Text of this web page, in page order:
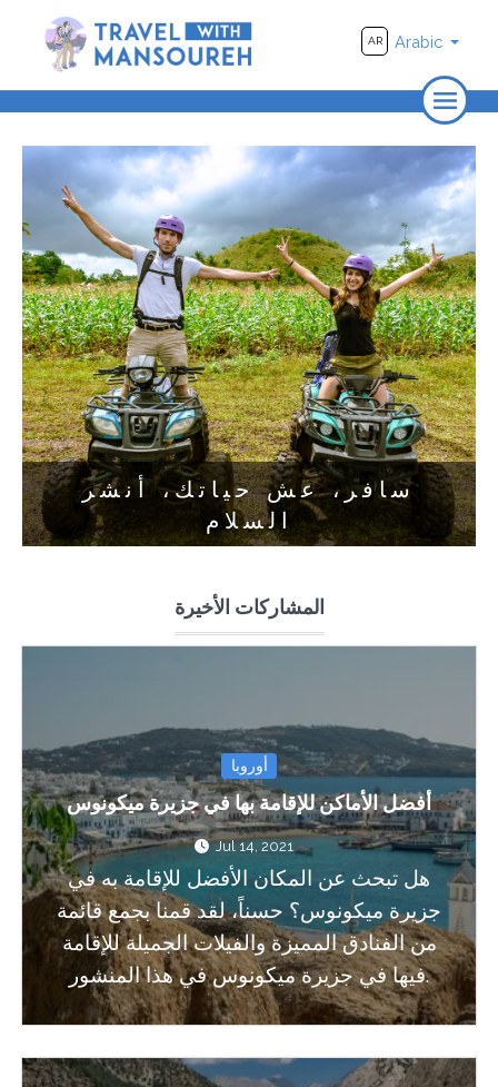
AR Arabic
من نحن
يسافر
الأماكن
فيديو
سافر، عش حياتك، أنشر
السلام
المشاركات الأخيرة
أوروبا
أفضل الأماكن للإقامة بها في جزيرة ميكونوس
Jul 14, 2021
هل تبحث عن المكان الأفضل للإقامة به في
جزيرة ميكونوس؟ حسناً، لقد قمنا بجمع قائمة
من الفنادق المميزة والفيلات الجميلة للإقامة
فيها في جزيرة ميكونوس في هذا المنشور.